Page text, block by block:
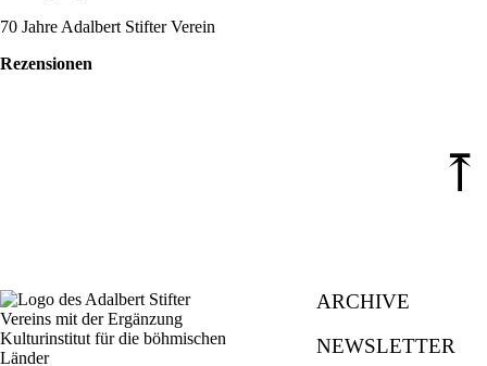
70 Jahre Adalbert Stifter Verein
Rezensionen
⤒
ARCHIVE
NEWSLETTER